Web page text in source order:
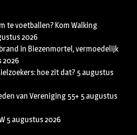
te voetballen? Kom Walking
2026
in Biezenmortel, vermoedelijk
2026
hoe zit dat? 5 augustus
van Vereniging 55+ 5 augustus
5 augustus 2026